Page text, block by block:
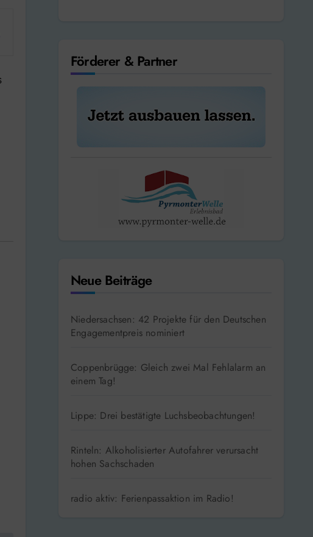
Förderer & Partner
Neue Beiträge
Niedersachsen: 42 Projekte für den Deutschen
Engagementpreis nominiert
Coppenbrügge: Gleich zwei Mal Fehlalarm an
einem Tag!
Lippe: Drei bestätigte Luchsbeobachtungen!
Rinteln: Alkoholisierter Autofahrer verursacht
hohen Sachschaden
radio aktiv: Ferienpassaktion im Radio!